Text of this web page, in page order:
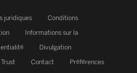
juridiques
Conditions
Informations sur la
Divulgation
Trust Contact Préférences